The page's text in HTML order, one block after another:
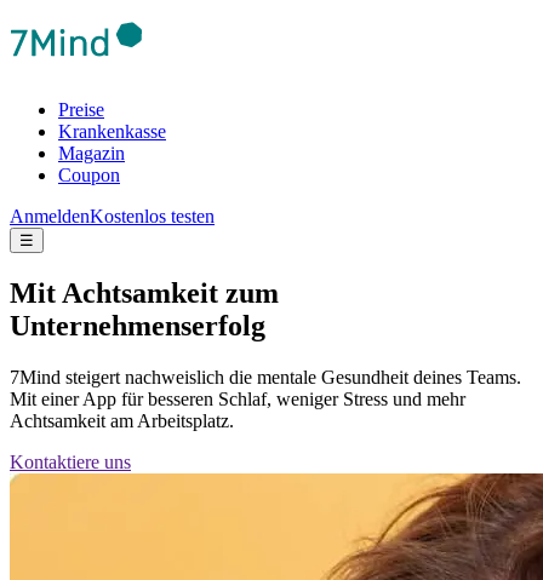
Preise
Krankenkasse
Magazin
Coupon
AnmeldenKostenlos testen
☰
Mit Achtsamkeit zum
Unternehmenserfolg
7Mind steigert nachweislich die mentale Gesundheit deines Teams.
Mit einer App für besseren Schlaf, weniger Stress und mehr
Achtsamkeit am Arbeitsplatz.
Kontaktiere uns